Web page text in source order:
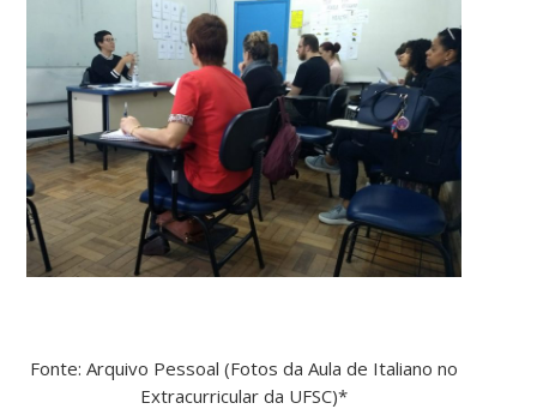
Fonte: Arquivo Pessoal (Fotos da Aula de Italiano no
Extracurricular da UFSC)*